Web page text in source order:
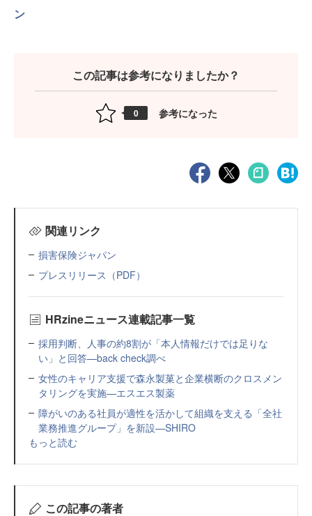
ン
この記事は参考になりましたか？
0 参考になった
関連リンク
損害保険ジャパン
プレスリリース（PDF）
HRzineニュース連載記事一覧
採用判断、人事の約8割が「本人情報だけでは足りな
い」と回答—back check調べ
女性のキャリア支援で森永製菓と企業横断のクロスメン
タリングを実施—エスエス製薬
障がいのある社員が適性を活かして組織を支える「全社
業務推進グループ」を新設—SHIRO
もっと読む
この記事の著者